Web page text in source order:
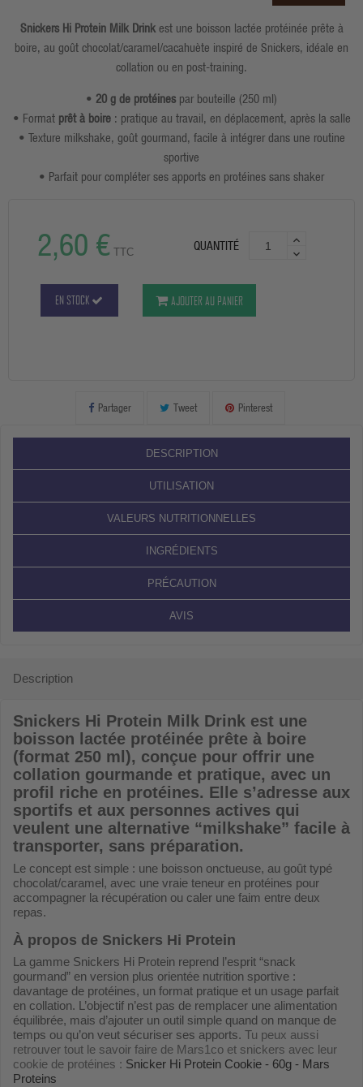
Snickers Hi Protein Milk Drinkest une boisson lactée protéinée prête à
boire, au goût chocolat/caramel/cacahuète inspiré de Snickers, idéale en
collation ou en post-training.
• 20 g de protéines par bouteille (250 ml)
• Format prêt à boire: pratique au travail, en déplacement, après la salle
• Texture milkshake, goût gourmand, facile à intégrer dans une routine
sportive
• Parfait pour compléter ses apports en protéines sans shaker
2,60 € TTC QUANTITÉ
EN STOCK AJOUTER AU PANIER
Partager Tweet Pinterest
DESCRIPTION
UTILISATION
VALEURS NUTRITIONNELLES
INGRÉDIENTS
PRÉCAUTION
AVIS
Description
Snickers Hi Protein Milk Drink est une
boisson lactée protéinée prête à boire
(format 250 ml), conçue pour offrir une
collation gourmande et pratique, avec un
profil riche en protéines. Elle s’adresse aux
sportifs et aux personnes actives qui
veulent une alternative “milkshake” facile à
transporter, sans préparation.
Le concept est simple : une boisson onctueuse, au goût typé
chocolat/caramel, avec une vraie teneur en protéines pour
accompagner la récupération ou caler une faim entre deux
repas.
À propos de Snickers Hi Protein
La gamme Snickers Hi Protein reprend l’esprit “snack
gourmand” en version plus orientée nutrition sportive :
davantage de protéines, un format pratique et un usage parfait
en collation. L’objectif n’est pas de remplacer une alimentation
équilibrée, mais d’ajouter un outil simple quand on manque de
temps ou qu’on veut sécuriser ses apports. Tu peux aussi
retrouver tout le savoir faire de Mars1co et snickers avec leur
cookie de protéines : Snicker Hi Protein Cookie - 60g - Mars
Proteins